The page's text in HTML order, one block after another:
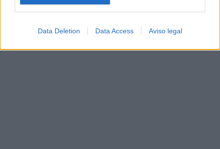
Data Deletion Data Access Aviso legal